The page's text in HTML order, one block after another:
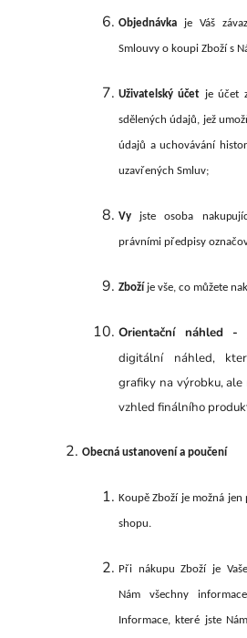
Objednávka je Váš
Smlouvy o koupi Zboží s
Uživatelský účet je účet
sdělených údajů, jež
údajů a uchovávání
uzavřených Smluv;
Vy jste osoba
právními předpisy
Zboží je vše, co můžete
Orientační náhled -
digitální náhled,
grafiky na výrobku,
vzhled finálního
Obecná ustanovení a poučení
Koupě Zboží je možná
shopu.
Při nákupu Zboží je
Nám všechny
Informace, které jste